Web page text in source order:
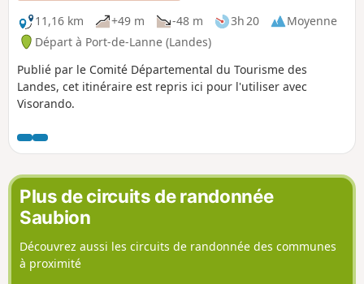
11,16 km
+49 m -48 m 3h 20
Moyenne
Départ à Port-de-Lanne (Landes)
Publié par le Comité Départemental du Tourisme des
Landes, cet itinéraire est repris ici pour l'utiliser avec
Visorando.
Plus de circuits de randonnée
Saubion
Découvrez aussi les circuits de randonnée des communes
à proximité